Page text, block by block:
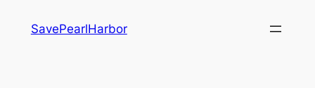
SavePearlHarbor